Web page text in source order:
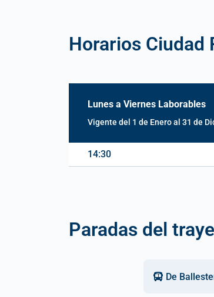
Horarios Ciudad
Lunes a Viernes Laborables
Vigente del 1 de Enero al 31 de
14:30
Paradas del
De